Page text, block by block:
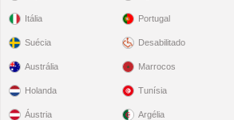
Itália
Suécia
Portugal
Desabilitado
Austrália
Holanda
Áustria
Marrocos
Tunísia
Argélia